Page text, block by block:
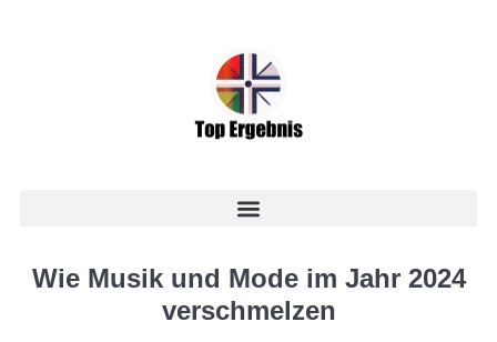
Wie Musik und Mode im Jahr 2024
verschmelzen